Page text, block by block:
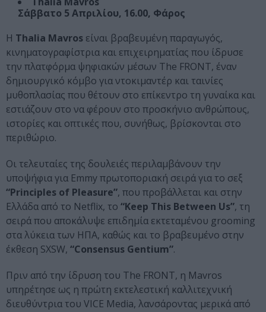
Σάββατο 5 Απριλίου, 16.00, Φάρος
Η Thalia Mavros είναι βραβευμένη παραγωγός,
κινηματογραφίστρια και επιχειρηματίας που ίδρυσε
την πλατφόρμα ψηφιακών μέσων The FRONT, έναν
δημιουργικό κόμβο για ντοκιμαντέρ και ταινίες
μυθοπλασίας που θέτουν στο επίκεντρο τη γυναίκα και
εστιάζουν στο να φέρουν στο προσκήνιο ανθρώπους,
ιστορίες και οπτικές που, συνήθως, βρίσκονται στο
περιθώριο.
Οι τελευταίες της δουλειές περιλαμβάνουν την
υποψήφια για Emmy πρωτοποριακή σειρά για το σεξ
“Principles of Pleasure”, που προβάλλεται και στην
Ελλάδα από το Netflix, το “Keep This Between Us”, τη
σειρά που αποκάλυψε επιδημία εκτεταμένου grooming
στα λύκεια των ΗΠΑ, καθώς και το βραβευμένο στην
έκθεση SXSW, “Consensus Gentium”.
Πριν από την ίδρυση του The FRONT, η Mavros
υπηρέτησε ως η πρώτη εκτελεστική καλλιτεχνική
διευθύντρια του VICE Media, λανσάροντας μερικά από